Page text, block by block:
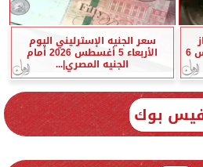
الطبيعي في مصر اليوم الخميس 6
سعر الجنيه الإسترليني اليوم
الأربعاء 5 أغسطس 2026 أمام
الجنيه المصري|...
بوك